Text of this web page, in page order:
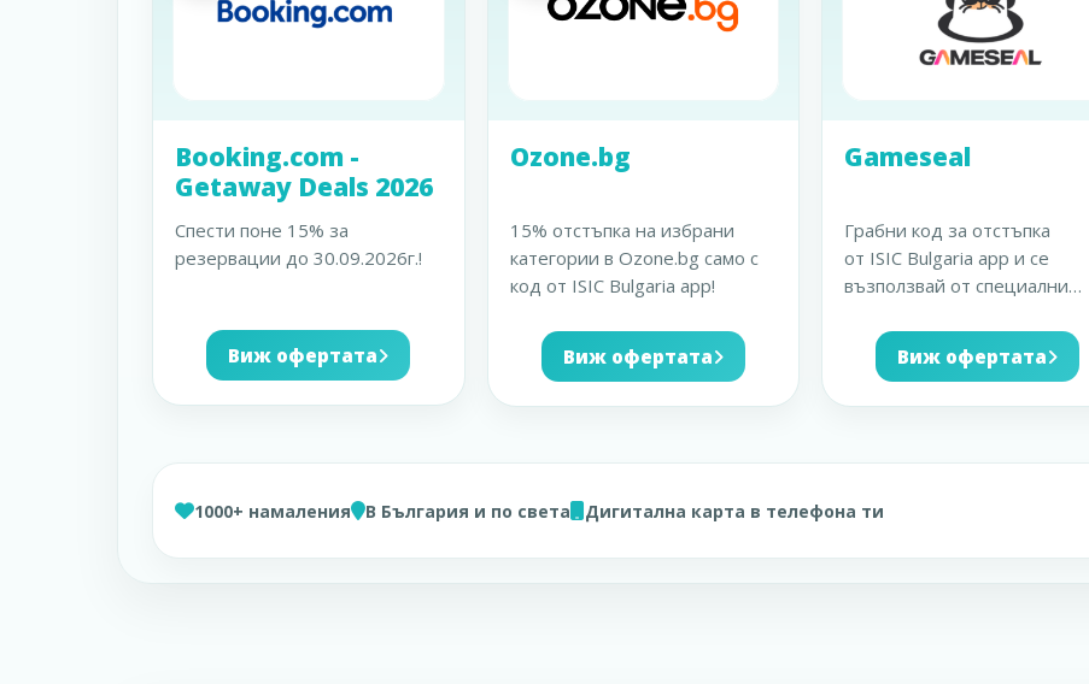
Booking.com -
Getaway Deals 2026
Спести поне 15% за
резервации до 30.09.2026г.!
Виж офертата
Ozone.bg
15% отстъпка на избрани
категории в Ozone.bg само с
код от ISIC Bulgaria app!
Виж офертата
Gameseal
Грабни код за отстъпка
от ISIC Bulgaria app и се
възползвай от специални
Виж офертата
1000+ намаления В България и по света Дигитална карта в телефона ти